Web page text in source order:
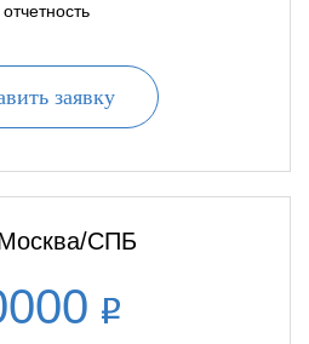
заявку
СПБ